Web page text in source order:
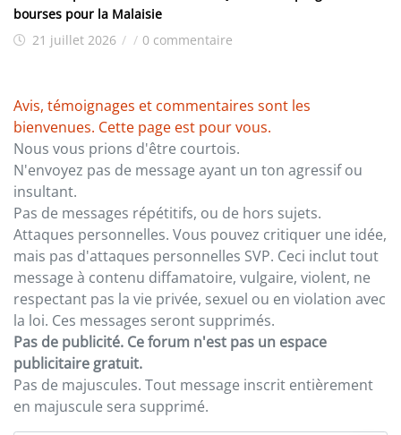
bourses pour la Malaisie
21 juillet 2026 / / 0 commentaire
Avis, témoignages et commentaires sont les
bienvenues. Cette page est pour vous.
Nous vous prions d'être courtois.
N'envoyez pas de message ayant un ton agressif ou
insultant.
Pas de messages répétitifs, ou de hors sujets.
Attaques personnelles. Vous pouvez critiquer une idée,
mais pas d'attaques personnelles SVP. Ceci inclut tout
message à contenu diffamatoire, vulgaire, violent, ne
respectant pas la vie privée, sexuel ou en violation avec
la loi. Ces messages seront supprimés.
Pas de publicité. Ce forum n'est pas un espace
publicitaire gratuit.
Pas de majuscules. Tout message inscrit entièrement
en majuscule sera supprimé.